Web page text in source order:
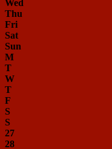
Wed
Thu
Fri
Sat
Sun
M
T
W
T
F
S
S
27
28